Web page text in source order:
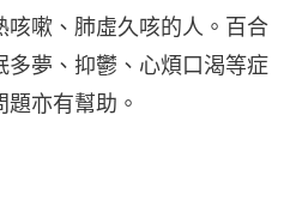
咳嗽、肺虛久咳的人。百合
夢、抑鬱、心煩口渴等症
亦有幫助。